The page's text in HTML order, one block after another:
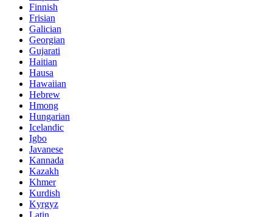
Finnish
Frisian
Galician
Georgian
Gujarati
Haitian
Hausa
Hawaiian
Hebrew
Hmong
Hungarian
Icelandic
Igbo
Javanese
Kannada
Kazakh
Khmer
Kurdish
Kyrgyz
Latin